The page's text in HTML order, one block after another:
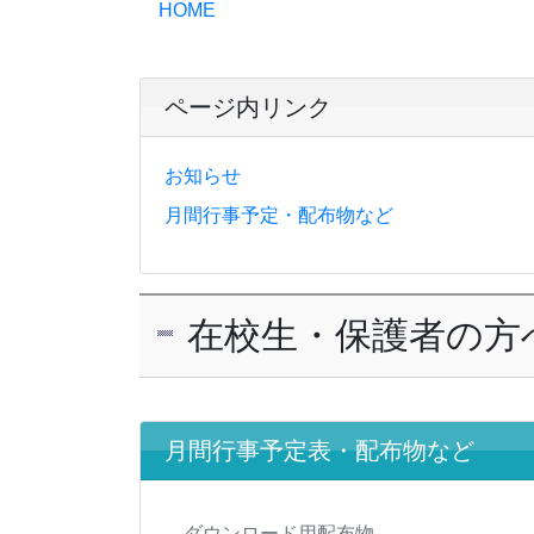
HOME
ページ内リンク
お知らせ
月間行事予定・配布物など
在校生・保護者の方
月間行事予定表・配布物など